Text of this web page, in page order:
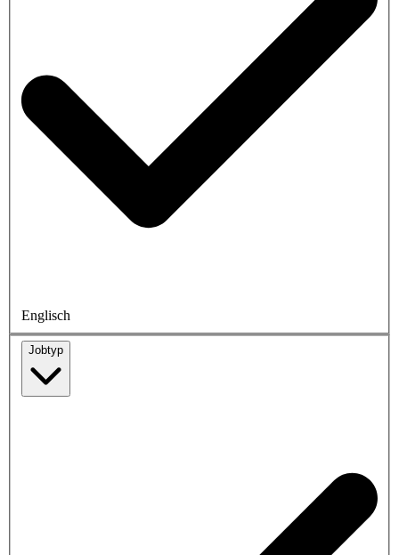
Englisch
Jobtyp